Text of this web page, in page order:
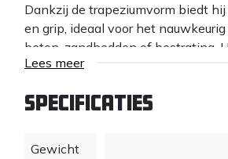
Dankzij de trapeziumvorm biedt
en grip, ideaal voor het
beton, zandbedden of bestrating.
ontwerp is bestand tegen zware
zorgt voor efficiënt werken op
comfortabeler, ongeacht de
Lees meer
Specificaties
Gewicht